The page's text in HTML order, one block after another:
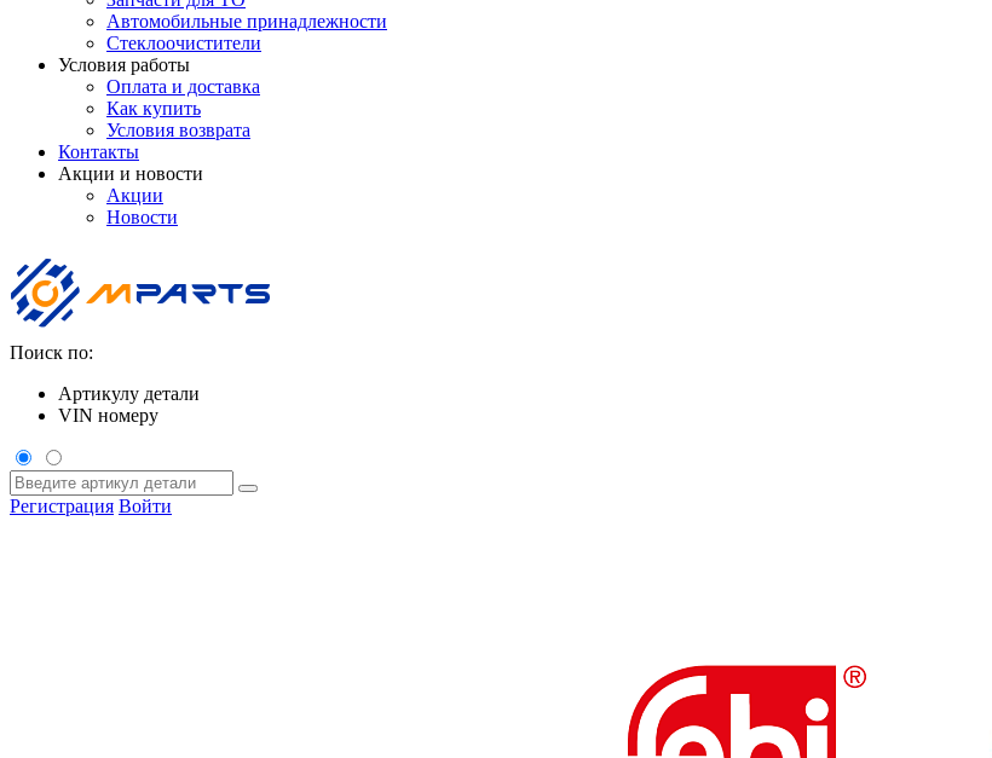
Автомобильные принадлежности
Стеклоочистители
Условия работы
Оплата и доставка
Как купить
Условия возврата
Контакты
Акции и новости
Акции
Новости
Поиск по:
Артикулу детали
VIN номеру
Регистрация Войти